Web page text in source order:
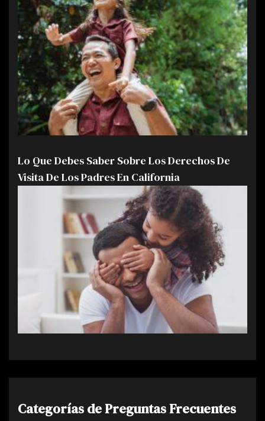
Lo Que Debes Saber Sobre Los Derechos De
Visita De Los Padres En California
Categorías de Preguntas Frecuentes